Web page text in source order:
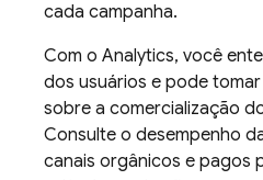
cada campanha.
Com o Analytics, você
dos usuários e pode
sobre a comercialização
Consulte o desempenho
canais orgânicos e pagos